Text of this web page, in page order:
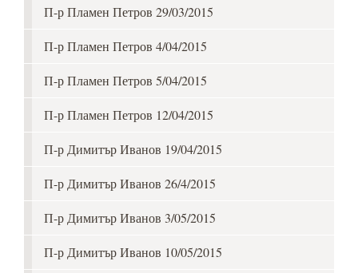
П-р Пламен Петров 29/03/2015
П-р Пламен Петров 4/04/2015
П-р Пламен Петров 5/04/2015
П-р Пламен Петров 12/04/2015
П-р Димитър Иванов 19/04/2015
П-р Димитър Иванов 26/4/2015
П-р Димитър Иванов 3/05/2015
П-р Димитър Иванов 10/05/2015